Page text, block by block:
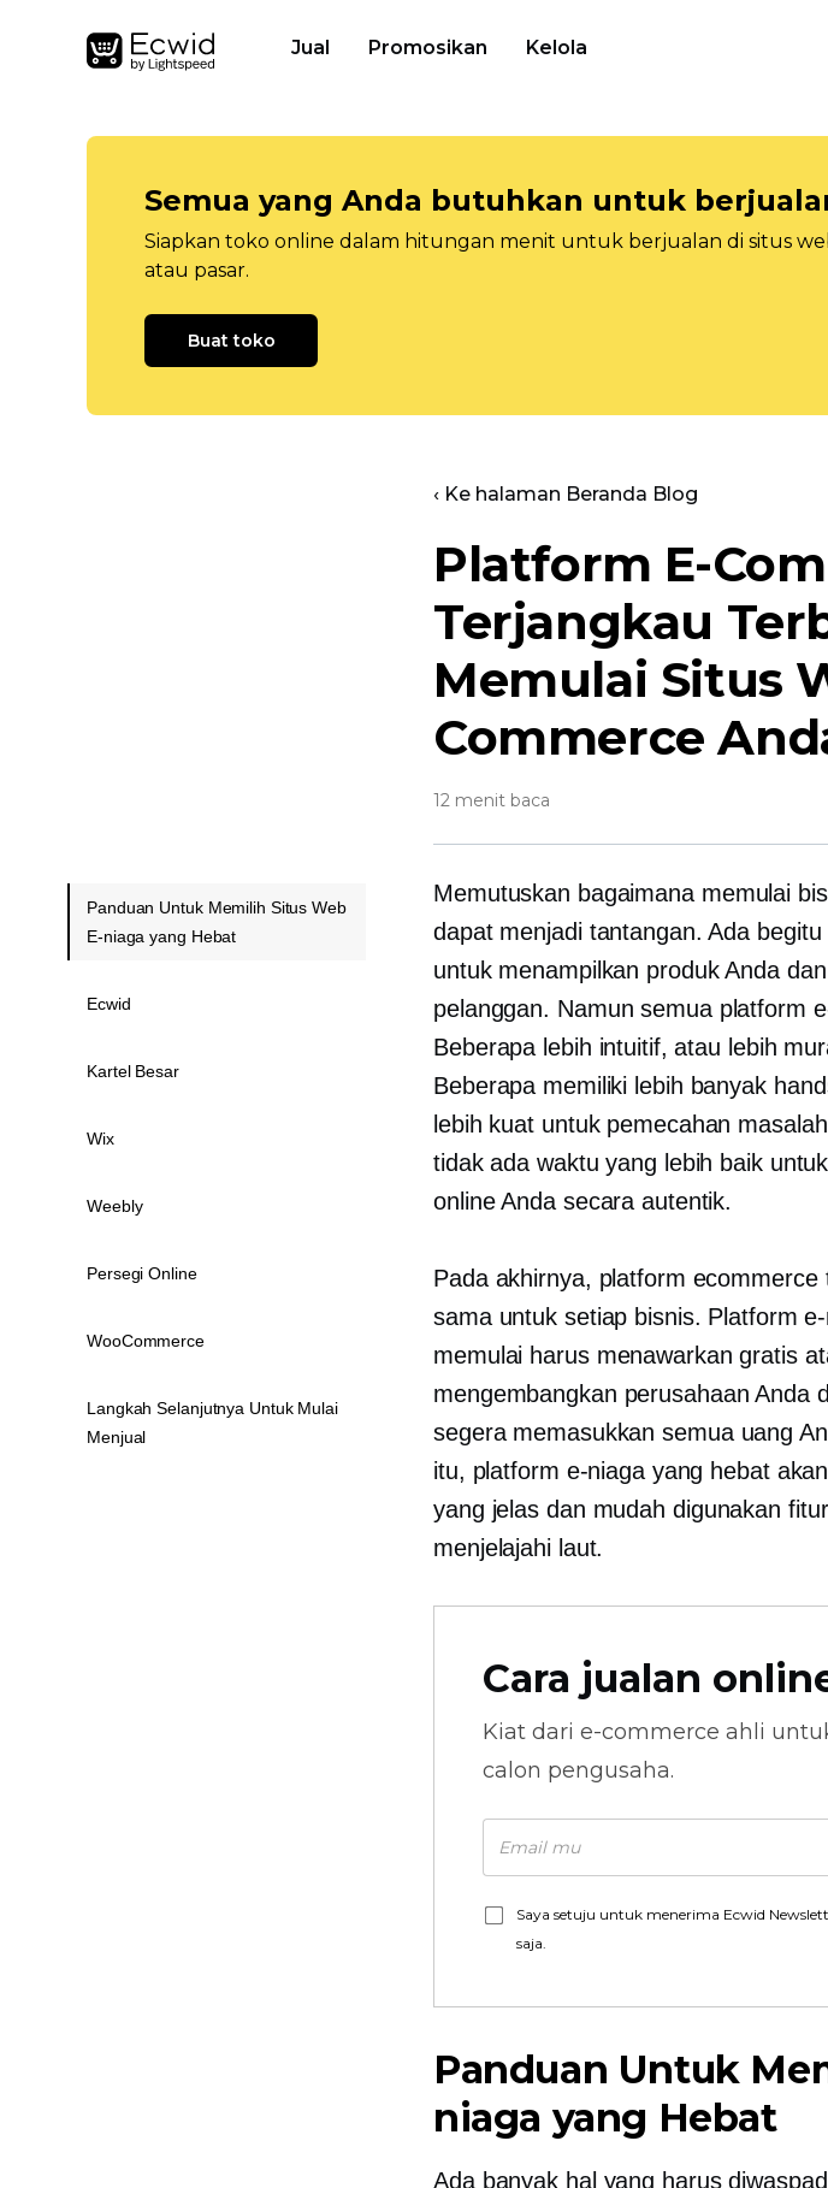
Jual Promosikan Kelola
Semua yang Anda butuhkan untuk
Siapkan toko online dalam hitungan menit untuk berjualan di situs
atau pasar.
Buat toko
‹ Ke halaman Beranda Blog
Platform E-
Terjangkau
Memulai Situs
Commerce
12 menit baca
Memutuskan bagaimana memulai
dapat menjadi tantangan. Ada
untuk menampilkan produk Anda
pelanggan. Namun semua platform
Beberapa lebih intuitif, atau lebih
Beberapa memiliki lebih banyak
lebih kuat untuk pemecahan
tidak ada waktu yang lebih baik
online Anda secara autentik.
Pada akhirnya, platform
sama untuk setiap bisnis. Platform
memulai harus menawarkan gratis
mengembangkan perusahaan Anda
segera memasukkan semua uang
itu, platform e-niaga yang hebat
yang jelas dan mudah digunakan
menjelajahi laut.
Cara jualan
Kiat dari e-commerce ahli
calon pengusaha.
Saya setuju untuk menerima Ecwid
saja.
Panduan Untuk
niaga yang Hebat
Ada banyak hal yang harus
Panduan Untuk Memilih Situs Web
E-niaga yang Hebat
Ecwid
Kartel Besar
Wix
Weebly
Persegi Online
WooCommerce
Langkah Selanjutnya Untuk Mulai
Menjual